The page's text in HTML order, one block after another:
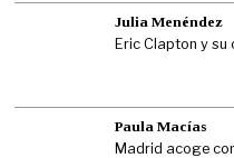
Julia Menéndez
Eric Clapton y su
Paula Macías
Madrid acoge